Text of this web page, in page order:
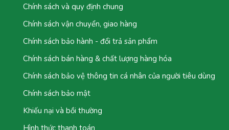
Chính sách và quy định chung
Chính sách vận chuyển, giao hàng
Chính sách bảo hành - đổi trả sản phẩm
Chính sách bán hàng & chất lượng hàng hóa
Chính sách bảo vệ thông tin cá nhân của người tiêu dùng
Chính sách bảo mật
Khiếu nại và bồi thường